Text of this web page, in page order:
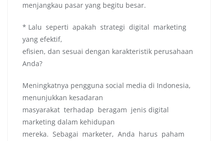
menjangkau pasar yang begitu besar.
* Lalu seperti apakah strategi digital marketing
yang efektif,
efisien, dan sesuai dengan karakteristik perusahaan
Anda?
Meningkatnya pengguna social media di Indonesia,
menunjukkan kesadaran
masyarakat terhadap beragam jenis digital
marketing dalam kehidupan
mereka. Sebagai marketer, Anda harus paham